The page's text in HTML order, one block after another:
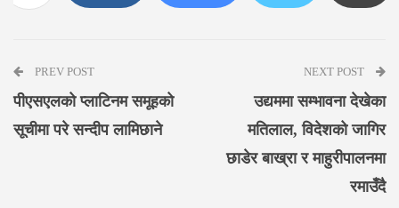
PREV POST
पीएसएलको प्लाटिनम समूहको
सूचीमा परे सन्दीप लामिछाने
NEXT POST
उद्यममा सम्भावना देखेका
मतिलाल, विदेशको जागिर
छाडेर बाख्रा र माहुरीपालनमा
रमाउँदै